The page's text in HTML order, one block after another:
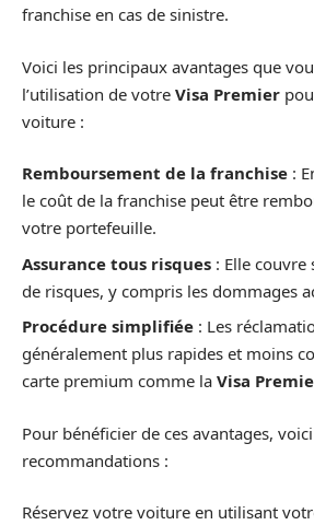
franchise en cas de sinistre.
Voici les principaux avantages que
l’utilisation de votre Visa Premier
voiture :
Remboursement de la franchise :
le coût de la franchise peut être
votre portefeuille.
Assurance tous risques : Elle
de risques, y compris les dommages
Procédure simplifiée : Les
généralement plus rapides et moins
carte premium comme la Visa
Pour bénéficier de ces avantages,
recommandations :
Réservez votre voiture en utilisant